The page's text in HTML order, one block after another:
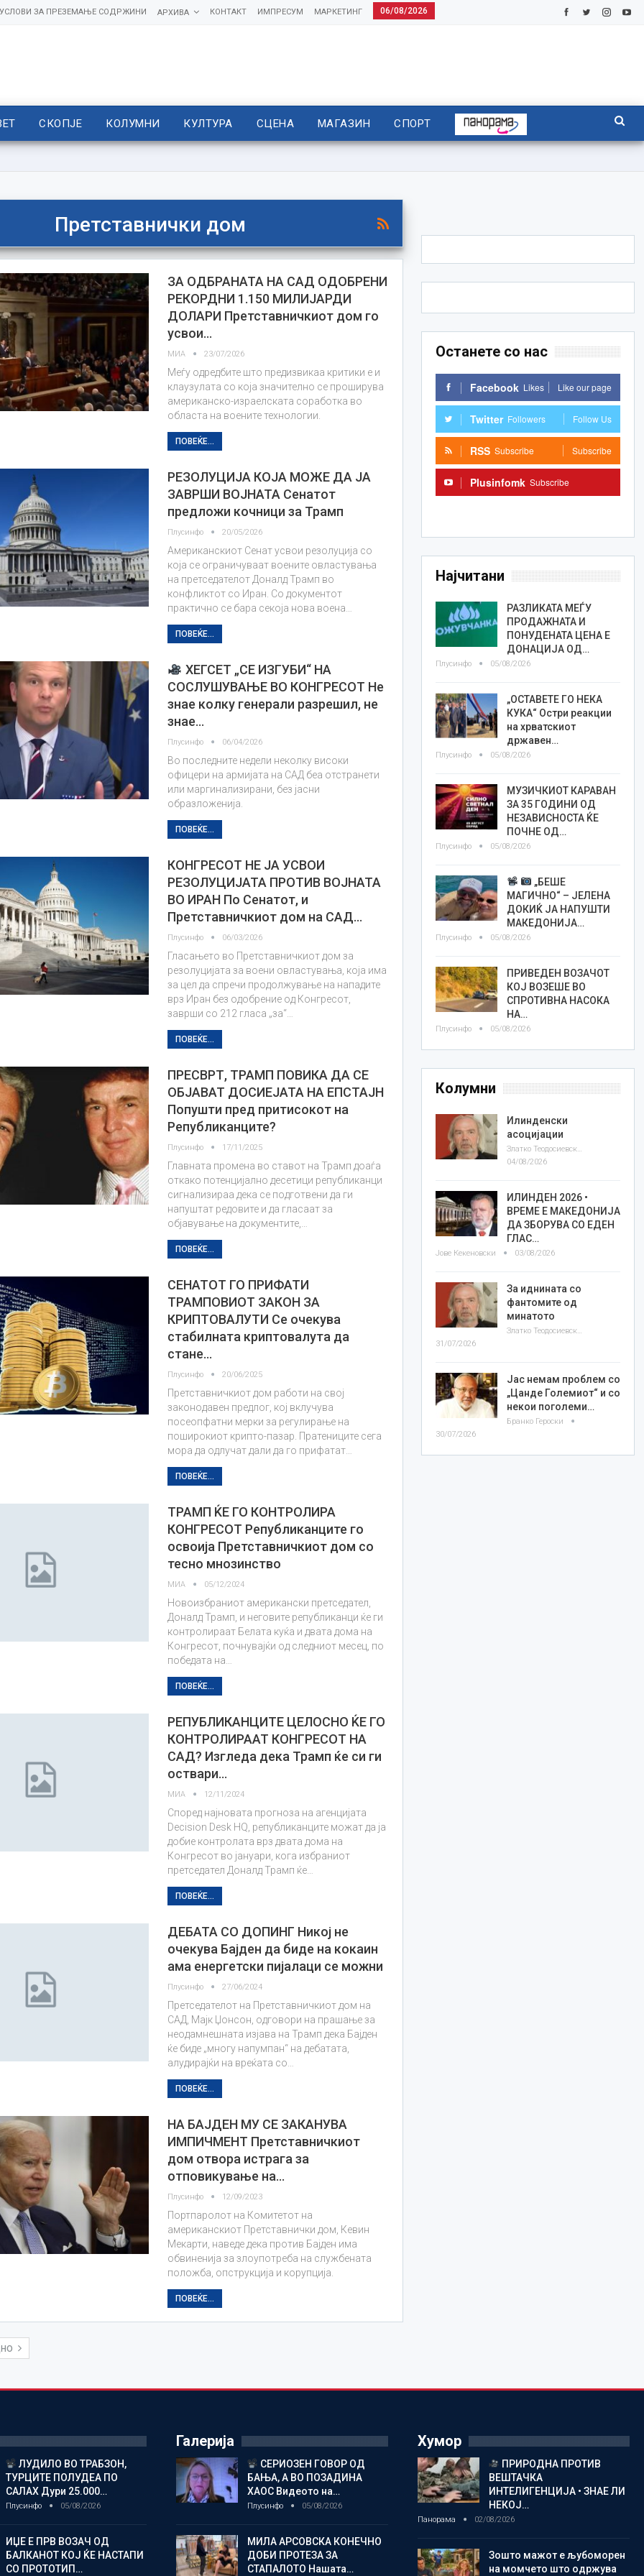
06/08/2026
МАРКЕТИНГ
ИМПРЕСУМ
КОНТАКТ
АРХИВА
УСЛОВИ ЗА ПРЕЗЕМАЊЕ СОДРЖИНИ
СКОПЈЕ КОЛУМНИ КУЛТУРА СЦЕНА МАГАЗИН СПОРТ
Претставнички дом
ЗА ОДБРАНАТА НА САД ОДОБРЕНИ
РЕКОРДНИ 1.150 МИЛИЈАРДИ
ДОЛАРИ Претставничкиот дом го
усвои…
МИА 23/07/2026
Меѓу одредбите што предизвикаа критики е и
клаузулата со која значително се проширува
американско-израелската соработка во
областа на воените технологии.
ПОВЕЌЕ...
РЕЗОЛУЦИЈА КОЈА МОЖЕ ДА ЈА
ЗАВРШИ ВОЈНАТА Сенатот
предложи кочници за Трамп
Плусинфо 20/05/2026
Американскиот Сенат усвои резолуција со
која се ограничуваат воените овластувања
на претседателот Доналд Трамп во
конфликтот со Иран. Со документот
практично се бара секоја нова воена…
ПОВЕЌЕ...
ХЕГСЕТ „СЕ ИЗГУБИ“ НА
СОСЛУШУВАЊЕ ВО КОНГРЕСОТ Не
знае колку генерали разрешил, не
знае…
Плусинфо 06/04/2026
Во последните недели неколку високи
офицери на армијата на САД беа отстранети
или маргинализирани, без јасни
образложенија.
ПОВЕЌЕ...
КОНГРЕСОТ НЕ ЈА УСВОИ
РЕЗОЛУЦИЈАТА ПРОТИВ ВОЈНАТА
ВО ИРАН По Сенатот, и
Претставничкиот дом на САД…
Плусинфо 06/03/2026
Гласањето во Претставничкиот дом за
резолуцијата за воени овластувања, која има
за цел да спречи продолжување на нападите
врз Иран без одобрение од Конгресот,
заврши со 212 гласа „за“…
ПОВЕЌЕ...
ПРЕСВРТ, ТРАМП ПОВИКА ДА СЕ
ОБЈАВАТ ДОСИЕЈАТА НА ЕПСТАЈН
Попушти пред притисокот на
Републиканците?
Плусинфо 17/11/2025
Главната промена во ставот на Трамп доаѓа
откако потенцијално десетици републиканци
сигнализираа дека се подготвени да ги
напуштат редовите и да гласаат за
објавување на документите,…
ПОВЕЌЕ...
СЕНАТОТ ГО ПРИФАТИ
ТРАМПОВИОТ ЗАКОН ЗА
КРИПТОВАЛУТИ Се очекува
стабилната криптовалута да
стане…
Плусинфо 20/06/2025
Претставничкиот дом работи на свој
законодавен предлог, кој вклучува
посеопфатни мерки за регулирање на
поширокиот крипто-пазар. Пратениците сега
мора да одлучат дали да го прифатат…
ПОВЕЌЕ...
ТРАМП ЌЕ ГО КОНТРОЛИРА
КОНГРЕСОТ Републиканците го
освоија Претставничкиот дом со
тесно мнозинство
МИА 05/12/2024
Новоизбраниот американски претседател,
Доналд Трамп, и неговите републиканци ќе ги
контролираат Белата куќа и двата дома на
Конгресот, почнувајќи од следниот месец, по
победата на…
ПОВЕЌЕ...
РЕПУБЛИКАНЦИТЕ ЦЕЛОСНО ЌЕ ГО
КОНТРОЛИРААТ КОНГРЕСОТ НА
САД? Изгледа дека Трамп ќе си ги
оствари…
МИА 12/11/2024
Според најновата прогноза на агенцијата
Decision Desk HQ, републиканците можат да ја
добие контролата врз двата дома на
Конгресот во јануари, кога избраниот
претседател Доналд Трамп ќе…
ПОВЕЌЕ...
ДЕБАТА СО ДОПИНГ Никој не
очекува Бајден да биде на кокаин
ама енергетски пијалаци се можни
Плусинфо 27/06/2024
Претседателот на Претставничкиот дом на
САД, Мајк Џонсон, одговори на прашање за
неодамнешната изјава на Трамп дека Бајден
ќе биде „многу напумпан“ на дебатата,
алудирајќи на вреќата со…
ПОВЕЌЕ...
НА БАЈДЕН МУ СЕ ЗАКАНУВА
ИМПИЧМЕНТ Претставничкиот
дом отвора истрага за
отповикување на…
Плусинфо 12/09/2023
Портпаролот на Комитетот на
американскиот Претставнички дом, Кевин
Мекарти, наведе дека против Бајден има
обвиненија за злоупотреба на службената
положба, опструкција и корупција.
ПОВЕЌЕ...
Останете со нас
Facebook Likes Like our page
Twitter Followers Follow Us
RSS Subscribe Subscribe
Plusinfomk Subscribe
Најчитани
РАЗЛИКАТА МЕЃУ
ПРОДАЖНАТА И
ПОНУДЕНАТА ЦЕНА Е
ДОНАЦИЈА ОД…
Плусинфо 05/08/2026
„ОСТАВЕТЕ ГО НЕКА
КУКА“ Остри реакции
на хрватскиот
државен…
Плусинфо 05/08/2026
МУЗИЧКИОТ КАРАВАН
ЗА 35 ГОДИНИ ОД
НЕЗАВИСНОСТА ЌЕ
ПОЧНЕ ОД…
Плусинфо 05/08/2026
„БЕШЕ
МАГИЧНО“ – ЈЕЛЕНА
ДОКИЌ ЈА НАПУШТИ
МАКЕДОНИЈА…
Плусинфо 05/08/2026
ПРИВЕДЕН ВОЗАЧОТ
КОЈ ВОЗЕШЕ ВО
СПРОТИВНА НАСОКА
НА…
Плусинфо 05/08/2026
Колумни
Илинденски
асоцијации
Златко Теодосиевски
04/08/2026
ИЛИНДЕН 2026 •
ВРЕМЕ Е МАКЕДОНИЈА
ДА ЗБОРУВА СО ЕДЕН
ГЛАС…
Јове Кекеновски 03/08/2026
За иднината со
фантомите од
минатото
Златко Теодосиевски
31/07/2026
Јас немам проблем со
„Цанде Големиот“ и со
некои поголеми…
Бранко Героски
30/07/2026
ЛУДИЛО ВО ТРАБЗОН,
ТУРЦИТЕ ПОЛУДЕА ПО
САЛАХ Дури 25.000…
Плусинфо 05/08/2026
ИЏЕ Е ПРВ ВОЗАЧ ОД
БАЛКАНОТ КОЈ ЌЕ НАСТАПИ
СО ПРОТОТИП…
Галерија
СЕРИОЗЕН ГОВОР ОД
БАЊА, А ВО ПОЗАДИНА
ХАОС Видеото на…
Плусинфо 05/08/2026
МИЛА АРСОВСКА КОНЕЧНО
ДОБИ ПРОТЕЗА ЗА
СТАПАЛОТО Нашата…
Хумор
ПРИРОДНА ПРОТИВ
ВЕШТАЧКА
ИНТЕЛИГЕНЦИЈА • ЗНАЕ ЛИ
НЕКОЈ…
Панорама 02/08/2026
Зошто мажот е љубоморен
на момчето што одржува